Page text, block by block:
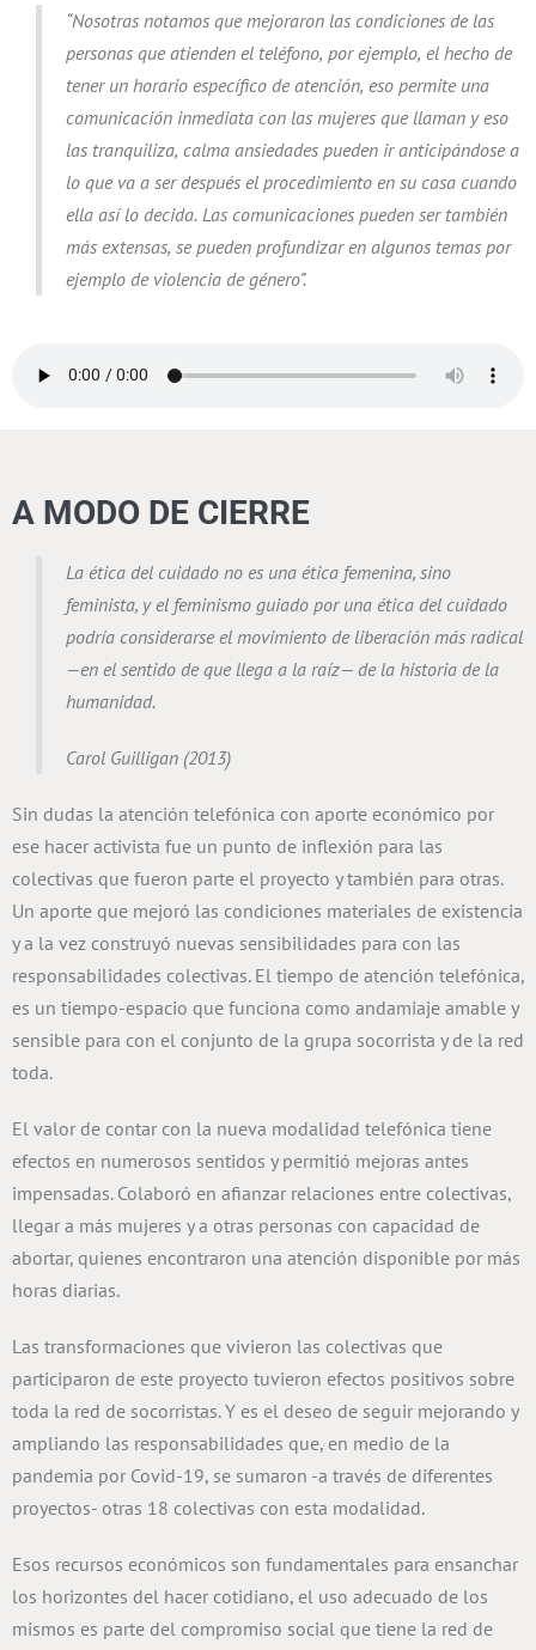
“Nosotras notamos que mejoraron las condiciones de las
personas que atienden el teléfono, por ejemplo, el hecho de
tener un horario específico de atención, eso permite una
comunicación inmediata con las mujeres que llaman y eso
las tranquiliza, calma ansiedades pueden ir anticipándose a
lo que va a ser después el procedimiento en su casa cuando
ella así lo decida. Las comunicaciones pueden ser también
más extensas, se pueden profundizar en algunos temas por
ejemplo de violencia de género”.
A MODO DE CIERRE
La ética del cuidado no es una ética femenina, sino
feminista, y el feminismo guiado por una ética del cuidado
podría considerarse el movimiento de liberación más radical
—en el sentido de que llega a la raíz— de la historia de la
humanidad.
Carol Guilligan (2013)
Sin dudas la atención telefónica con aporte económico por
ese hacer activista fue un punto de inflexión para las
colectivas que fueron parte el proyecto y también para otras.
Un aporte que mejoró las condiciones materiales de existencia
y a la vez construyó nuevas sensibilidades para con las
responsabilidades colectivas. El tiempo de atención telefónica,
es un tiempo-espacio que funciona como andamiaje amable y
sensible para con el conjunto de la grupa socorrista y de la red
toda.
El valor de contar con la nueva modalidad telefónica tiene
efectos en numerosos sentidos y permitió mejoras antes
impensadas. Colaboró en afianzar relaciones entre colectivas,
llegar a más mujeres y a otras personas con capacidad de
abortar, quienes encontraron una atención disponible por más
horas diarias.
Las transformaciones que vivieron las colectivas que
participaron de este proyecto tuvieron efectos positivos sobre
toda la red de socorristas. Y es el deseo de seguir mejorando y
ampliando las responsabilidades que, en medio de la
pandemia por Covid-19, se sumaron -a través de diferentes
proyectos- otras 18 colectivas con esta modalidad.
Esos recursos económicos son fundamentales para ensanchar
los horizontes del hacer cotidiano, el uso adecuado de los
mismos es parte del compromiso social que tiene la red de